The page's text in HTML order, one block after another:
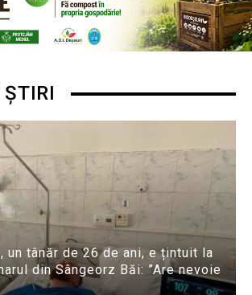
ȘTIRI
un tânăr de 26 de ani, e țintuit la
din Sângeorz Băi: ”Are nevoie